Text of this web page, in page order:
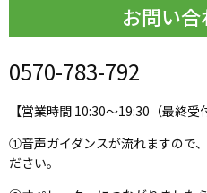
お問い
0570-783-792
【営業時間 10:30～19:30（最終
①音声ガイダンスが流れますので
ださい。